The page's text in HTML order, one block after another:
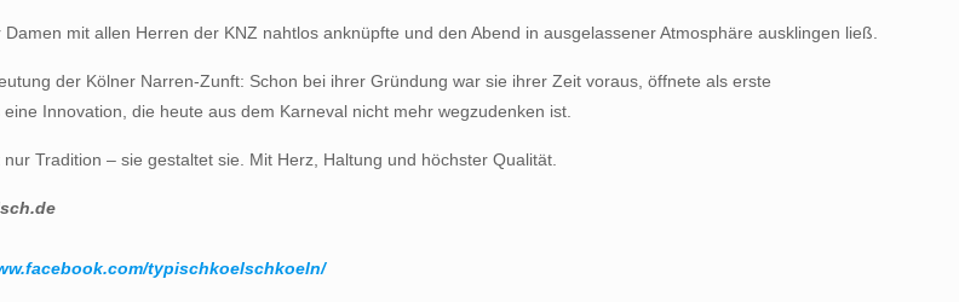
mit allen Herren der KNZ nahtlos anknüpfte und den Abend in ausgelassener Atmosphäre ausklingen ließ.
der Kölner Narren-Zunft: Schon bei ihrer Gründung war sie ihrer Zeit voraus, öffnete als erste
Innovation, die heute aus dem Karneval nicht mehr wegzudenken ist.
Tradition – sie gestaltet sie. Mit Herz, Haltung und höchster Qualität.
typischkoelschkoeln/